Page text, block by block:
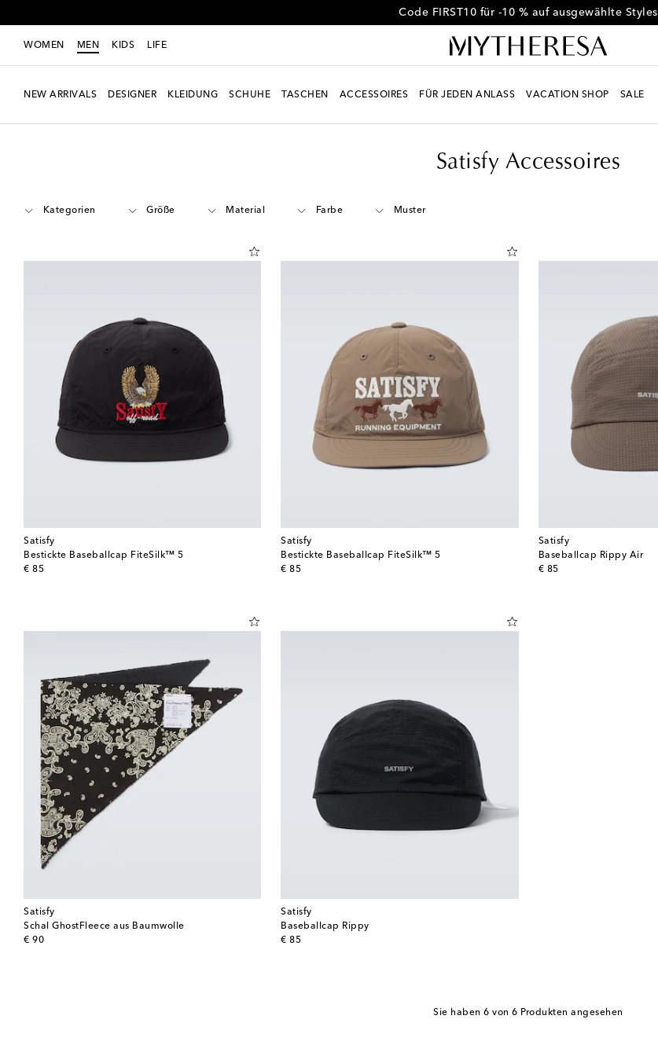
Code FIRST10 für -10 % auf ausgewählte Styles
WOMEN MEN KIDS LIFE
NEW ARRIVALS DESIGNER KLEIDUNG SCHUHE TASCHEN ACCESSOIRES FÜR JEDEN ANLASS VACATION SHOP SALE
Satisfy Accessoires
Kategorien Größe Material Farbe Muster
Satisfy
Bestickte Baseballcap FiteSilk™ 5
€ 85
original price
Satisfy
Bestickte Baseballcap FiteSilk™ 5
€ 85
original price
Satisfy
Baseballcap Rippy Air
€ 85
original price
Satisfy
Schal GhostFleece aus Baumwolle
€ 90
original price
Satisfy
Baseballcap Rippy
€ 85
original price
Sie haben 6 von 6 Produkten angesehen